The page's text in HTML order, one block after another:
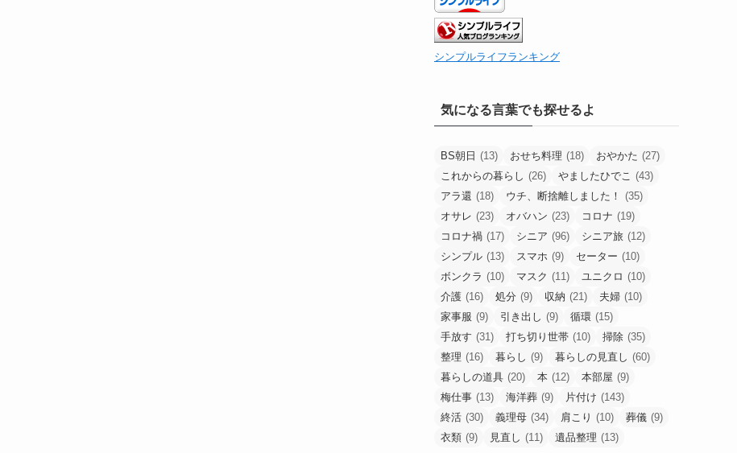
シンプルライフランキング
気になる言葉でも探せるよ
BS朝日 (13) おせち料理 (18) おやかた (27)
これからの暮らし (26) やましたひでこ (43)
アラ還 (18) ウチ、断捨離しました！
(35)
オサレ (23) オバハン (23) コロナ (19)
コロナ禍 (17) シニア (96) シニア旅 (12)
シンプル (13) スマホ (9) セーター (10)
ボンクラ (10) マスク (11) ユニクロ (10)
介護 (16) 処分 (9) 収納 (21) 夫婦 (10)
家事服 (9) 引き出し (9) 循環 (15)
手放す (31) 打ち切り世帯 (10) 掃除 (35)
整理 (16) 暮らし (9) 暮らしの見直し (60)
暮らしの道具 (20) 本 (12) 本部屋 (9)
梅仕事 (13) 海洋葬 (9) 片付け (143)
終活 (30) 義理母 (34) 肩こり (10) 葬儀 (9)
衣類 (9) 見直し (11) 遺品整理 (13)